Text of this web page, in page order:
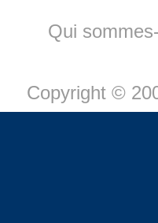
Qui
Copyright ©